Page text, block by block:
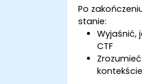
Po
stanie:
Wyjaśnić,
CTF